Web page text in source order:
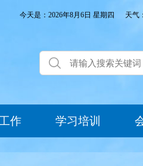
今天是：2026年8月6日 星期四 天气：
作 学习培训